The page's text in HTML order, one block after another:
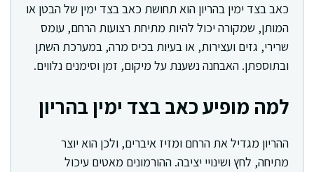
כאב בצד ימין בהריון הוא תחושת כאב בצד ימין של הבטן או
המותן, שמקורה יכול להיות מתיחת רצועות הרחם, עומס
שרירי, גזים ועצירות, או בעיות בכיס מרה, במערכת השתן
ובתוספתן. האבחנה נשענת על מיקום, זמן וסימנים נלווים.
למה מופיע כאב בצד ימין בהריון
ההריון מגדיל את הרחם ומזיז איברים, ולכן הוא יוצר
מתיחה, לחץ ושינויי יציבה. ההורמונים מאטים עיכול